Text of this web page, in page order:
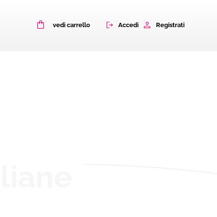
vedi carrello Accedi Registrati